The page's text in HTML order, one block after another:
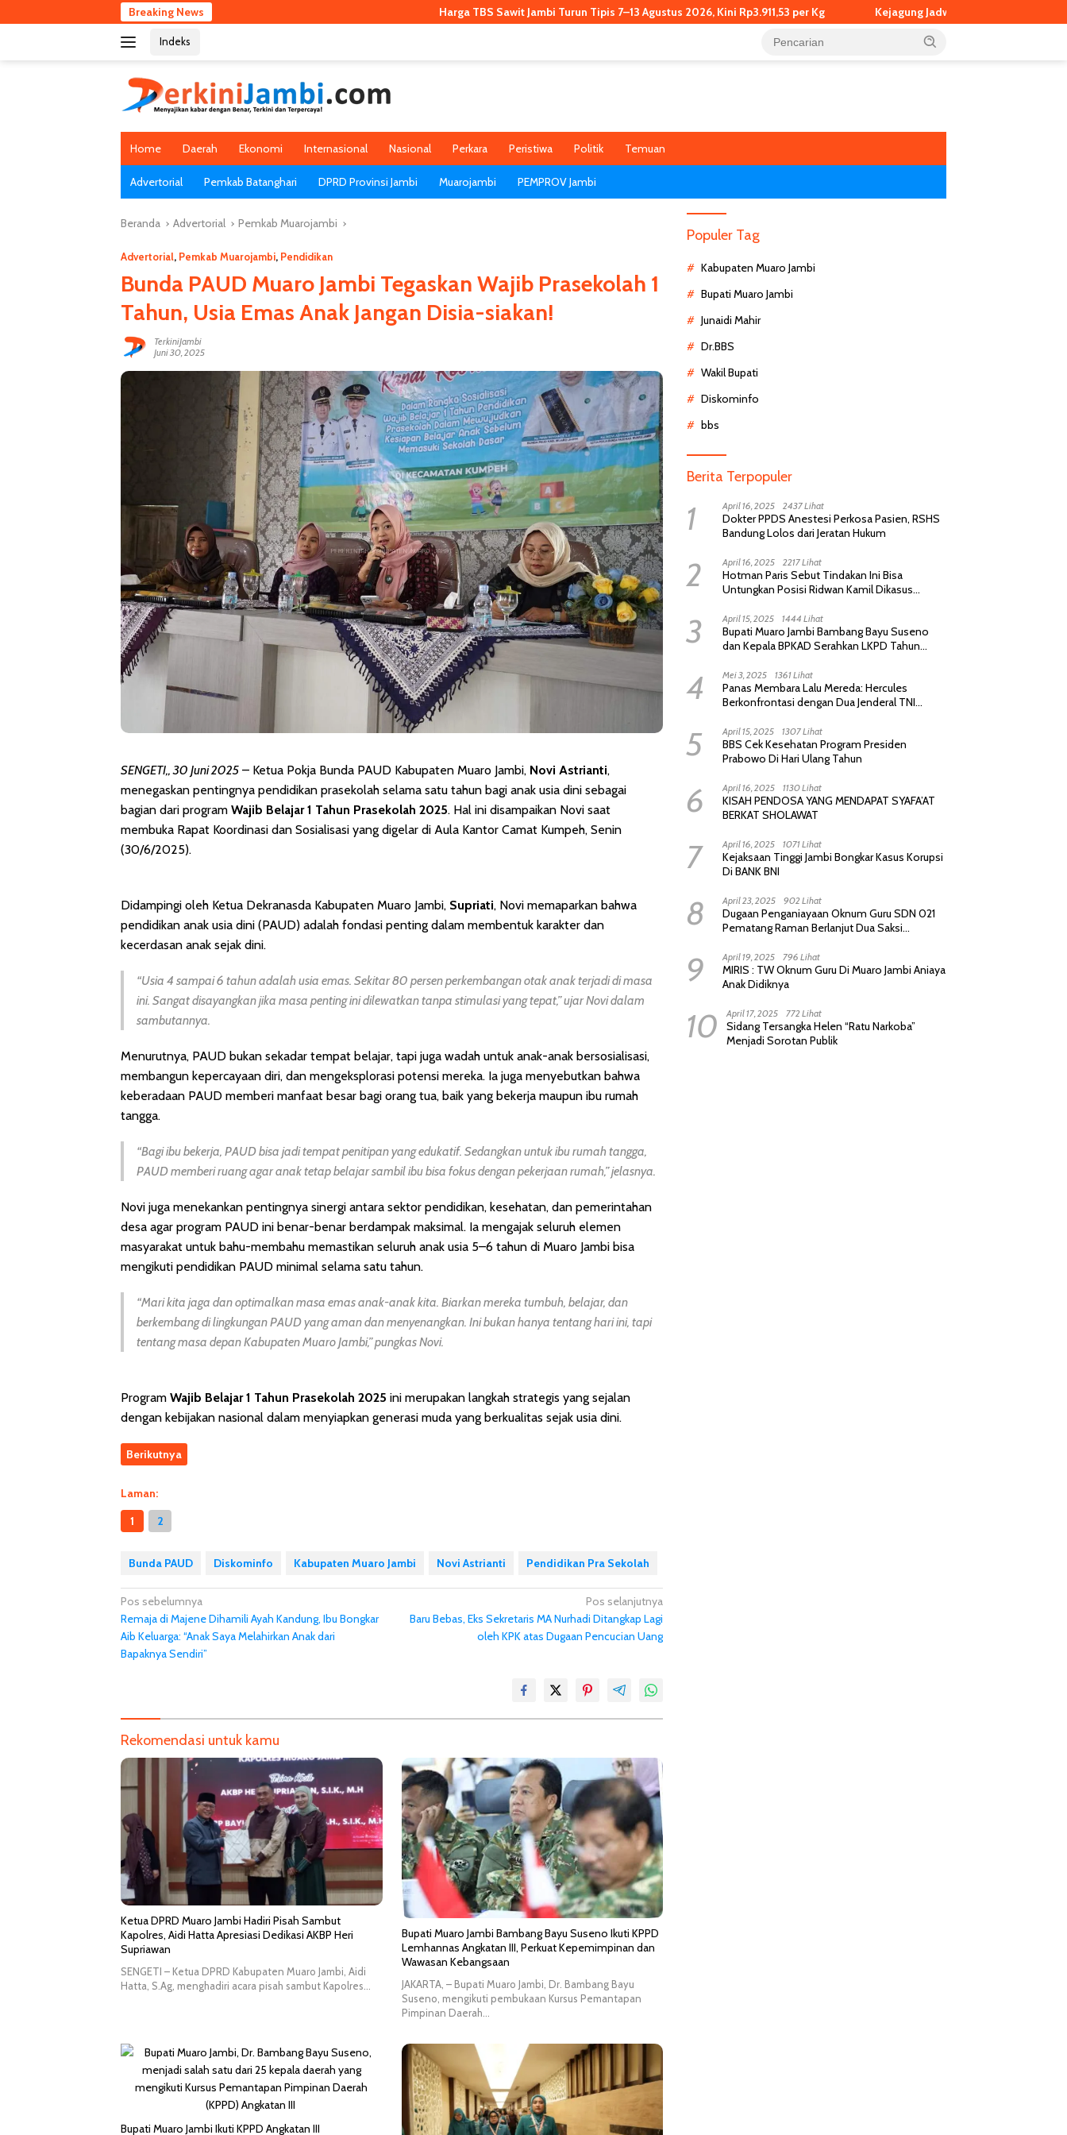
ke
Breaking News Harga TBS Sawit Jambi Turun Tipis 7–13 Agustus 2026, Kini Rp3.911,53 per Kg Kejagung Jadwalkan Pemeriksaan Eks Jampidsus
Indeks
Home Daerah Ekonomi Internasional Nasional Perkara Peristiwa Politik Temuan
Advertorial Pemkab Batanghari DPRD Provinsi Jambi Muarojambi PEMPROV Jambi
Beranda Advertorial Pemkab Muarojambi
Advertorial, Pemkab Muarojambi, Pendidikan
Bunda PAUD Muaro Jambi Tegaskan Wajib Prasekolah 1
Tahun, Usia Emas Anak Jangan Disia-siakan!
TerkiniJambi
Juni 30, 2025
SENGETI,, 30 Juni 2025 – Ketua Pokja Bunda PAUD Kabupaten Muaro Jambi, Novi Astrianti,
menegaskan pentingnya pendidikan prasekolah selama satu tahun bagi anak usia dini sebagai
bagian dari program Wajib Belajar 1 Tahun Prasekolah 2025. Hal ini disampaikan Novi saat
membuka Rapat Koordinasi dan Sosialisasi yang digelar di Aula Kantor Camat Kumpeh, Senin
(30/6/2025).
Didampingi oleh Ketua Dekranasda Kabupaten Muaro Jambi, Supriati, Novi memaparkan bahwa
pendidikan anak usia dini (PAUD) adalah fondasi penting dalam membentuk karakter dan
kecerdasan anak sejak dini.
“Usia 4 sampai 6 tahun adalah usia emas. Sekitar 80 persen perkembangan otak anak terjadi di masa
ini. Sangat disayangkan jika masa penting ini dilewatkan tanpa stimulasi yang tepat,” ujar Novi dalam
sambutannya.
Menurutnya, PAUD bukan sekadar tempat belajar, tapi juga wadah untuk anak-anak bersosialisasi,
membangun kepercayaan diri, dan mengeksplorasi potensi mereka. Ia juga menyebutkan bahwa
keberadaan PAUD memberi manfaat besar bagi orang tua, baik yang bekerja maupun ibu rumah
tangga.
“Bagi ibu bekerja, PAUD bisa jadi tempat penitipan yang edukatif. Sedangkan untuk ibu rumah tangga,
PAUD memberi ruang agar anak tetap belajar sambil ibu bisa fokus dengan pekerjaan rumah,” jelasnya.
Novi juga menekankan pentingnya sinergi antara sektor pendidikan, kesehatan, dan pemerintahan
desa agar program PAUD ini benar-benar berdampak maksimal. Ia mengajak seluruh elemen
masyarakat untuk bahu-membahu memastikan seluruh anak usia 5–6 tahun di Muaro Jambi bisa
mengikuti pendidikan PAUD minimal selama satu tahun.
“Mari kita jaga dan optimalkan masa emas anak-anak kita. Biarkan mereka tumbuh, belajar, dan
berkembang di lingkungan PAUD yang aman dan menyenangkan. Ini bukan hanya tentang hari ini, tapi
tentang masa depan Kabupaten Muaro Jambi,” pungkas Novi.
Program Wajib Belajar 1 Tahun Prasekolah 2025 ini merupakan langkah strategis yang sejalan
dengan kebijakan nasional dalam menyiapkan generasi muda yang berkualitas sejak usia dini.
Berikutnya
Laman:
1
2
Bunda PAUD Diskominfo Kabupaten Muaro Jambi Novi Astrianti Pendidikan Pra Sekolah
Navigasi
pos
Pos sebelumnya
Remaja di Majene Dihamili Ayah Kandung, Ibu Bongkar
Aib Keluarga: “Anak Saya Melahirkan Anak dari
Bapaknya Sendiri”
Pos selanjutnya
Baru Bebas, Eks Sekretaris MA Nurhadi Ditangkap Lagi
oleh KPK atas Dugaan Pencucian Uang
Rekomendasi untuk kamu
Ketua DPRD Muaro Jambi Hadiri Pisah Sambut
Kapolres, Aidi Hatta Apresiasi Dedikasi AKBP Heri
Supriawan
SENGETI – Ketua DPRD Kabupaten Muaro Jambi, Aidi
Hatta, S.Ag, menghadiri acara pisah sambut Kapolres…
Bupati Muaro Jambi Bambang Bayu Suseno Ikuti KPPD
Lemhannas Angkatan III, Perkuat Kepemimpinan dan
Wawasan Kebangsaan
JAKARTA, – Bupati Muaro Jambi, Dr. Bambang Bayu
Suseno, mengikuti pembukaan Kursus Pemantapan
Pimpinan Daerah…
Bupati Muaro Jambi Ikuti KPPD Angkatan III
Populer Tag
Kabupaten Muaro Jambi
Bupati Muaro Jambi
Junaidi Mahir
Dr.BBS
Wakil Bupati
Diskominfo
bbs
Berita Terpopuler
1 April 16, 2025 2437 Lihat
Dokter PPDS Anestesi Perkosa Pasien, RSHS
Bandung Lolos dari Jeratan Hukum
2 April 16, 2025 2217 Lihat
Hotman Paris Sebut Tindakan Ini Bisa
Untungkan Posisi Ridwan Kamil Dikasus
3 April 15, 2025 1444 Lihat
Bupati Muaro Jambi Bambang Bayu Suseno
dan Kepala BPKAD Serahkan LKPD Tahun
4 Mei 3, 2025 1361 Lihat
Panas Membara Lalu Mereda: Hercules
Berkonfrontasi dengan Dua Jenderal TNI
Permintaan Maaf
5 April 15, 2025 1307 Lihat
BBS Cek Kesehatan Program Presiden
Prabowo Di Hari Ulang Tahun
6 April 16, 2025 1130 Lihat
KISAH PENDOSA YANG MENDAPAT SYAFA’AT
BERKAT SHOLAWAT
7 April 16, 2025 1071 Lihat
Kejaksaan Tinggi Jambi Bongkar Kasus Korupsi
Di BANK BNI
8 April 23, 2025 902 Lihat
Dugaan Penganiayaan Oknum Guru SDN 021
Pematang Raman Berlanjut Dua Saksi
9 April 19, 2025 796 Lihat
MIRIS : TW Oknum Guru Di Muaro Jambi Aniaya
Anak Didiknya
10 April 17, 2025 772 Lihat
Sidang Tersangka Helen “Ratu Narkoba”
Menjadi Sorotan Publik